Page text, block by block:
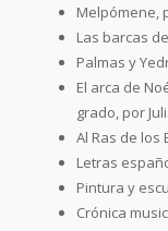
Melpómene,
Las barcas
Palmas y
El arca de
grado, por
Al Ras de los
Letras
Pintura y
Crónica